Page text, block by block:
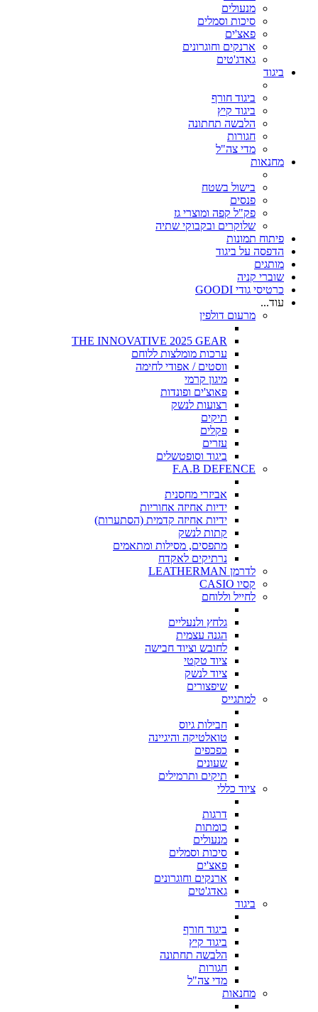
מנעולים
סיכות וסמלים
פאצ'ים
ארנקים וחוגרונים
גאדג'טים
ביגוד
ביגוד חורף
ביגוד קיץ
הלבשה תחתונה
חגורות
מדי צה"ל
מחנאות
בישול בשטח
פנסים
פק"ל קפה ומוצרי גז
שלוקרים ובקבוקי שתיה
פיתוח תמונות
הדפסה על ביגוד
מותגים
שוברי קניה
כרטיסי גודי GOODI
עוד...
מרעום דולפין
THE INNOVATIVE 2025 GEAR
ערכות מומלצות ללוחם
ווסטים / אפודי לחימה
מיגון קרמי
פאוצ'ים ופונדות
רצועות לנשק
תיקים
פקלים
עזרים
ביגוד וסופטשלים
F.A.B DEFENCE
אביזרי מחסנית
ידיות אחיזה אחוריות
ידיות אחיזה קדמית (הסתערות)
קתות לנשק
מתפסים, מסילות ומתאמים
נרתיקים לאקדח
לדרמן LEATHERMAN
קסיו CASIO
לחייל וללוחם
גלחץ ולנעליים
הגנה עצמית
לחובש וציוד חבישה
ציוד טקטי
ציוד לנשק
שיפצורים
למתגייס
חבילות גיוס
טואלטיקה והיגיינה
כפכפים
שעונים
תיקים ותרמילים
ציוד כללי
דרגות
כומתות
מנעולים
סיכות וסמלים
פאצ'ים
ארנקים וחוגרונים
גאדג'טים
ביגוד
ביגוד חורף
ביגוד קיץ
הלבשה תחתונה
חגורות
מדי צה"ל
מחנאות